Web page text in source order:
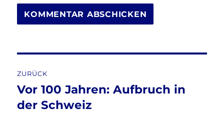
ZURÜCK
Vorheriger
Beitrag:
Vor 100 Jahren: Aufbruch in
der Schweiz